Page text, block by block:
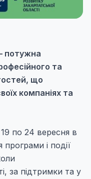
потужна
та
що
компаніях та
по 24 вересня в
і події
за підтримки та у